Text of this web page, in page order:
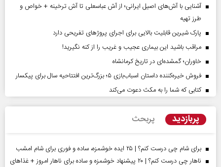
آشنایی با آش‌های اصیل ایرانی؛ از آش عباسعلی تا آش ترخینه + خواص و
طرز تهیه
پارک شیرین قابلیت‌ بالایی برای اجرای پروژهای تفریحی دارد
مراقب باشید این بیماری عجیب و غریب را از کنه نگیرید!
خاوران؛ گمشده‌ای در تاریخ کرمانشاه
فروش خیره‌کننده داستان اسباب‌بازی ۵؛ بزرگ‌ترین افتتاحیه سال برای پیکسار
کتابی که شما را به مکث دعوت می‌کند
پربازدید پربحث
برای شام چی درست کنم؟ | ۲۵ ایده خوشمزه، ساده و فوری برای شام امشب
ناهار چی درست کنم؟ | ۲۰ پیشنهاد خوشمزه و ساده برای ناهار امروز + غذاهای